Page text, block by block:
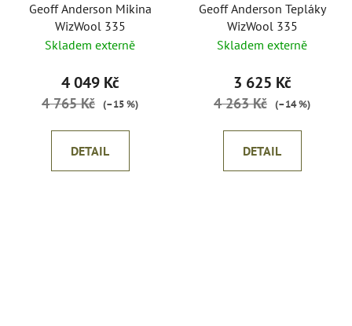
Geoff Anderson Mikina
WizWool 335
Skladem externě
4 049 Kč
4 765 Kč (–15 %)
DETAIL
Geoff Anderson Tepláky
WizWool 335
Skladem externě
3 625 Kč
4 263 Kč (–14 %)
DETAIL